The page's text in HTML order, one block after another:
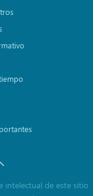
intelectual de este sitio